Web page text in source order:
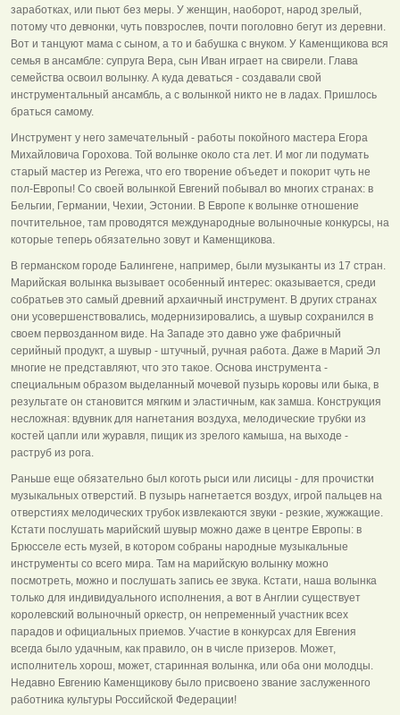
заработках, или пьют без меры. У женщин, наоборот, народ зрелый,
потому что девчонки, чуть повзрослев, почти поголовно бегут из деревни.
Вот и танцуют мама с сыном, а то и бабушка с внуком. У Каменщикова вся
семья в ансамбле: супруга Вера, сын Иван играет на свирели. Глава
семейства освоил волынку. А куда деваться - создавали свой
инструментальный ансамбль, а с волынкой никто не в ладах. Пришлось
браться самому.
Инструмент у него замечательный - работы покойного мастера Егора
Михайловича Горохова. Той волынке около ста лет. И мог ли подумать
старый мастер из Регежа, что его творение объедет и покорит чуть не
пол-Европы! Со своей волынкой Евгений побывал во многих странах: в
Бельгии, Германии, Чехии, Эстонии. В Европе к волынке отношение
почтительное, там проводятся международные волыночные конкурсы, на
которые теперь обязательно зовут и Каменщикова.
В германском городе Балингене, например, были музыканты из 17 стран.
Марийская волынка вызывает особенный интерес: оказывается, среди
собратьев это самый древний архаичный инструмент. В других странах
они усовершенствовались, модернизировались, а шувыр сохранился в
своем первозданном виде. На Западе это давно уже фабричный
серийный продукт, а шувыр - штучный, ручная работа. Даже в Марий Эл
многие не представляют, что это такое. Основа инструмента -
специальным образом выделанный мочевой пузырь коровы или быка, в
результате он становится мягким и эластичным, как замша. Конструкция
несложная: вдувник для нагнетания воздуха, мелодические трубки из
костей цапли или журавля, пищик из зрелого камыша, на выходе -
раструб из рога.
Раньше еще обязательно был коготь рыси или лисицы - для прочистки
музыкальных отверстий. В пузырь нагнетается воздух, игрой пальцев на
отверстиях мелодических трубок извлекаются звуки - резкие, жужжащие.
Кстати послушать марийский шувыр можно даже в центре Европы: в
Брюсселе есть музей, в котором собраны народные музыкальные
инструменты со всего мира. Там на марийскую волынку можно
посмотреть, можно и послушать запись ее звука. Кстати, наша волынка
только для индивидуального исполнения, а вот в Англии существует
королевский волыночный оркестр, он непременный участник всех
парадов и официальных приемов. Участие в конкурсах для Евгения
всегда было удачным, как правило, он в числе призеров. Может,
исполнитель хорош, может, старинная волынка, или оба они молодцы.
Недавно Евгению Каменщикову было присвоено звание заслуженного
работника культуры Российской Федерации!